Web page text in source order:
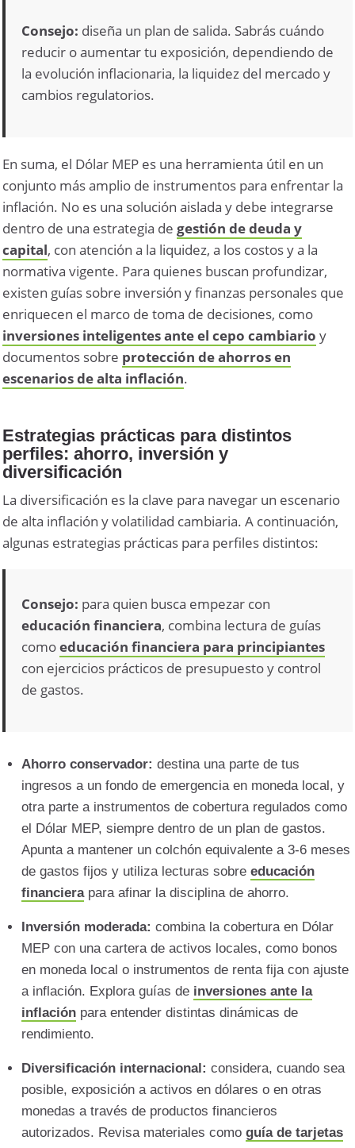
Consejo: diseña un plan de salida. Sabrás cuándo
reducir o aumentar tu exposición, dependiendo de
la evolución inflacionaria, la liquidez del mercado y
cambios regulatorios.
En suma, el Dólar MEP es una herramienta útil en un
conjunto más amplio de instrumentos para enfrentar la
inflación. No es una solución aislada y debe integrarse
dentro de una estrategia degestión de deuda y
capital, con atención a la liquidez, a los costos y a la
normativa vigente. Para quienes buscan profundizar,
existen guías sobre inversión y finanzas personales que
enriquecen el marco de toma de decisiones, como
inversiones inteligentes ante el cepo cambiario y
documentos sobre protección de ahorros en
escenarios de alta inflación.
Estrategias prácticas para distintos
perfiles: ahorro, inversión y
diversificación
La diversificación es la clave para navegar un escenario
de alta inflación y volatilidad cambiaria. A continuación,
algunas estrategias prácticas para perfiles distintos:
Consejo: para quien busca empezar con
educación financiera, combina lectura de guías
comoeducación financiera para principiantes
con ejercicios prácticos de presupuesto y control
de gastos.
Ahorro conservador: destina una parte de tus
ingresos a un fondo de emergencia en moneda local, y
otra parte a instrumentos de cobertura regulados como
el Dólar MEP, siempre dentro de un plan de gastos.
Apunta a mantener un colchón equivalente a 3-6 meses
de gastos fijos y utiliza lecturas sobreeducación
financierapara afinar la disciplina de ahorro.
Inversión moderada: combina la cobertura en Dólar
MEP con una cartera de activos locales, como bonos
en moneda local o instrumentos de renta fija con ajuste
a inflación. Explora guías de inversiones ante la
inflación para entender distintas dinámicas de
rendimiento.
Diversificación internacional: considera, cuando sea
posible, exposición a activos en dólares o en otras
monedas a través de productos financieros
autorizados. Revisa materiales comoguía de tarjetas